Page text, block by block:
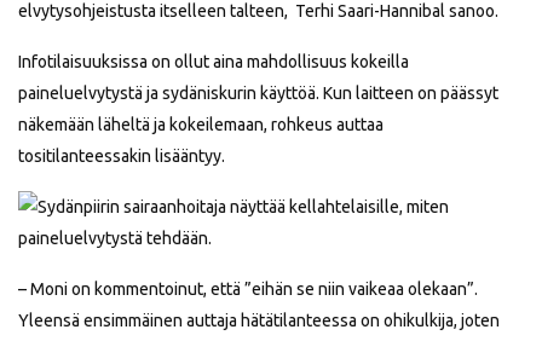
elvytysohjeistusta itselleen talteen, Terhi Saari-Hannibal sanoo.
Infotilaisuuksissa on ollut aina mahdollisuus kokeilla
paineluelvytystä ja sydäniskurin käyttöä. Kun laitteen on päässyt
näkemään läheltä ja kokeilemaan, rohkeus auttaa
tositilanteessakin lisääntyy.
– Moni on kommentoinut, että ”eihän se niin vaikeaa olekaan”.
Yleensä ensimmäinen auttaja hätätilanteessa on ohikulkija, joten